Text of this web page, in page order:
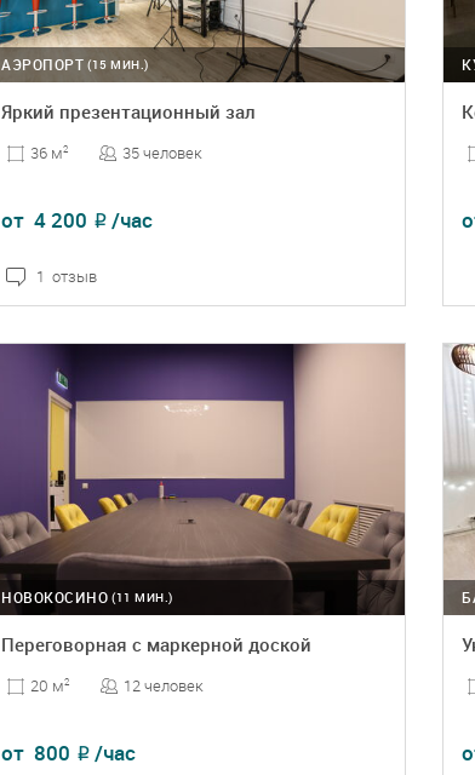
(15 МИН.)
АЭРОПОРТ
Яркий презентационный зал
36 м2 35 человек
от 4 200 ₽ /час
1 отзыв
(11 МИН.)
НОВОКОСИНО
Переговорная с маркерной доской
20 м2 12 человек
от 800 ₽ /час